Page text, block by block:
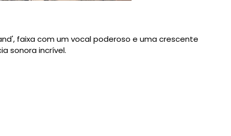
faixa com um vocal poderoso e uma crescente
sonora incrível.